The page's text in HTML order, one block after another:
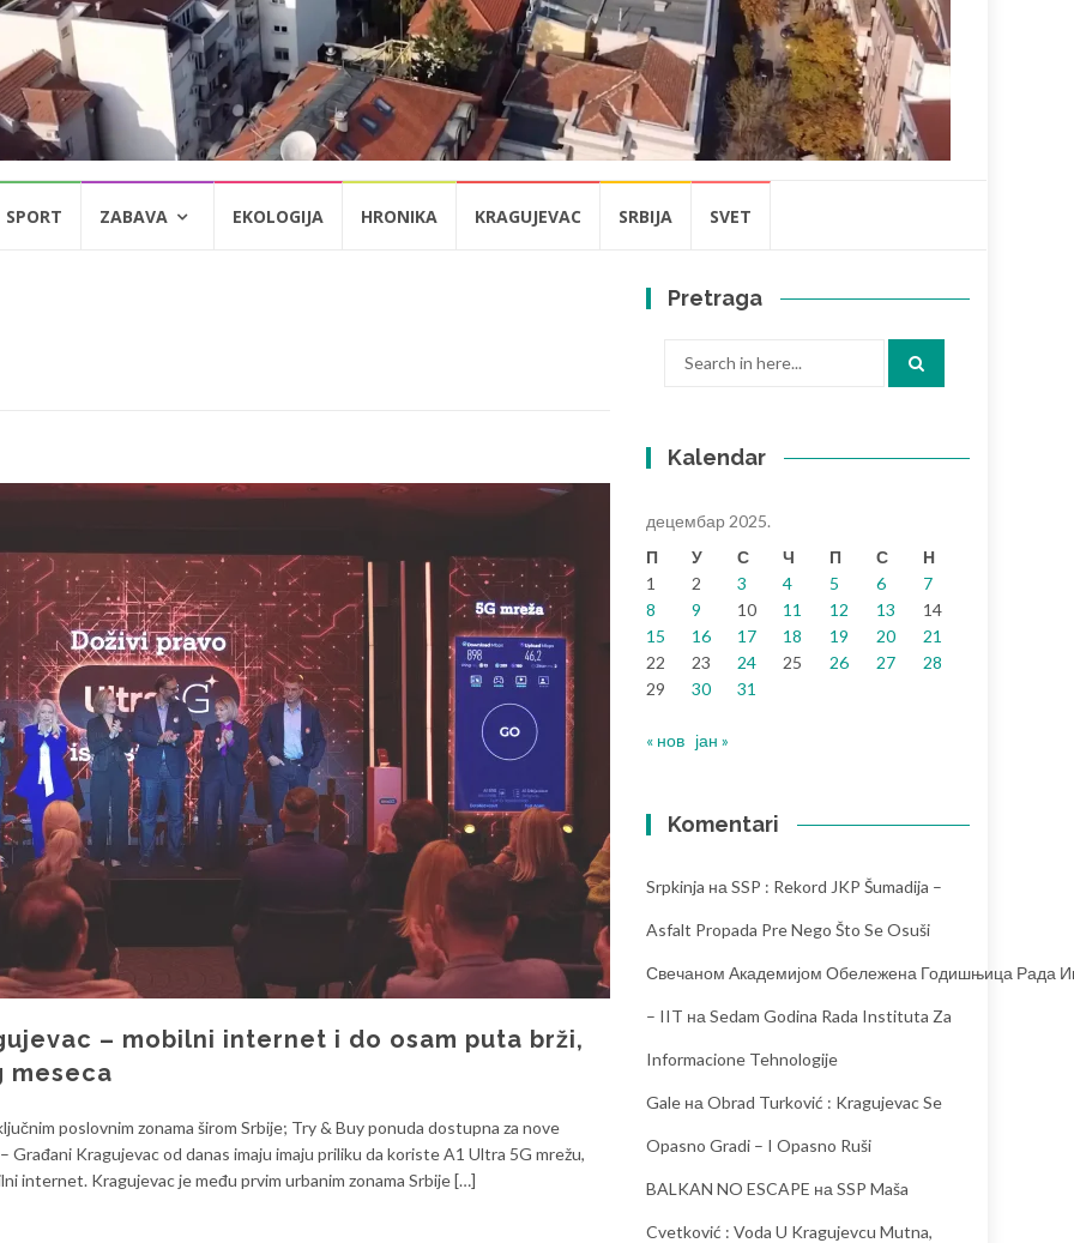
SPORT ZABAVA EKOLOGIJA HRONIKA KRAGUJEVAC SRBIJA SVET
– mobilni internet i do osam puta brži,
meseca
poslovnim zonama širom Srbije; Try & Buy ponuda dostupna za nove
Kragujevac od danas imaju imaju priliku da koriste A1 Ultra 5G mrežu,
internet. Kragujevac je među prvim urbanim zonama Srbije […]
Pretraga
Kalendar
децембар 2025.
П
У С Ч П С
Н
1
2 3 4 5 6
7
8
9 10 11 12 13
14
15
16 17 18 19 20
21
22
23 24 25 26 27
28
29
30 31
« нов јан »
Komentari
Srpkinja на SSP : Rekord JKP Šumadija –
Asfalt Propada Pre Nego Što Se Osuši
Свечаном Академијом Обележена Годишњица Рада
– IIT на Sedam Godina Rada Instituta Za
Informacione Tehnologije
Gale на Obrad Turković : Kragujevac Se
Opasno Gradi – I Opasno Ruši
BALKAN NO ESCAPE на SSP Maša
Cvetković : Voda U Kragujevcu Mutna,